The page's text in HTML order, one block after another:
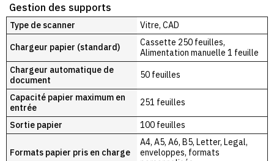
Gestion des supports
Type de scanner Vitre, CAD
Chargeur papier (standard)
Cassette 250 feuilles,
Alimentation manuelle 1 feuille
Chargeur automatique de
document
50 feuilles
Capacité papier maximum en
entrée
251 feuilles
Sortie papier 100 feuilles
Formats papier pris en charge
A4, A5, A6, B5, Letter, Legal,
enveloppes, formats